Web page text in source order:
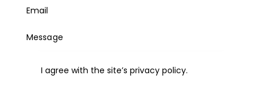
I agree with the site’sprivacy policy.